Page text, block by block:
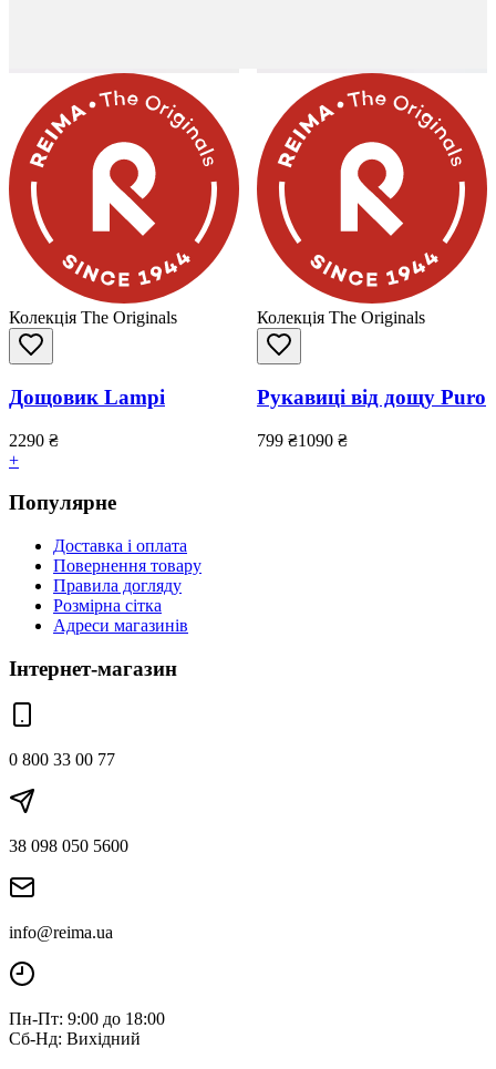
Колекція The Originals
Дощовик Lampi
2290 ₴
+
Колекція The Originals
Рукавиці від дощу Puro
799 ₴1090 ₴
Популярне
Доставка і оплата
Повернення товару
Правила догляду
Розмірна сітка
Адреси магазинів
Інтернет-магазин
0 800 33 00 77
38 098 050 5600
info@reima.ua
Пн-Пт: 9:00 до 18:00
Сб-Нд: Вихідний